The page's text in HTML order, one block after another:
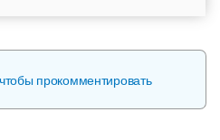
прокомментировать